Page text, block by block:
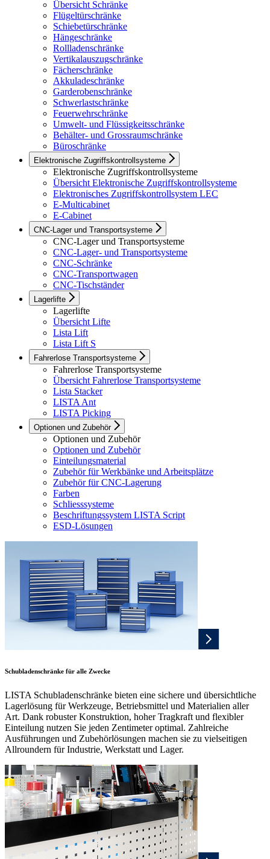
Übersicht Schränke
Flügeltürschränke
Schiebetürschränke
Hängeschränke
Rollladenschränke
Vertikalauszugschränke
Fächerschränke
Akkuladeschränke
Garderobenschränke
Schwerlastschränke
Feuerwehrschränke
Umwelt- und Flüssigkeitsschränke
Behälter- und Grossraumschränke
Büroschränke
Elektronische Zugriffskontrollsysteme
Elektronische Zugriffskontrollsysteme
Übersicht Elektronische Zugriffskontrollsysteme
Elektronisches Zugriffskontrollsystem LEC
E-Multicabinet
E-Cabinet
CNC-Lager und Transportsysteme
CNC-Lager und Transportsysteme
CNC-Lager- und Transportsysteme
CNC-Schränke
CNC-Transportwagen
CNC-Tischständer
Lagerlifte
Lagerlifte
Übersicht Lifte
Lista Lift
Lista Lift S
Fahrerlose Transportsysteme
Fahrerlose Transportsysteme
Übersicht Fahrerlose Transportsysteme
Lista Stacker
LISTA Ant
LISTA Picking
Optionen und Zubehör
Optionen und Zubehör
Optionen und Zubehör
Einteilungsmaterial
Zubehör für Werkbänke und Arbeitsplätze
Zubehör für CNC-Lagerung
Farben
Schliesssysteme
Beschriftungssystem LISTA Script
ESD-Lösungen
Schubladenschränke für alle Zwecke
LISTA Schubladenschränke bieten eine sichere und übersichtliche
Lagerlösung für Werkzeuge, Betriebsmittel und Materialien aller
Art. Dank robuster Konstruktion, hoher Tragkraft und flexibler
Einteilung nutzen Sie jeden Zentimeter optimal. Zahlreiche
Ausführungen und Zubehörlösungen machen sie zu vielseitigen
Allroundern für Industrie, Werkstatt und Lager.